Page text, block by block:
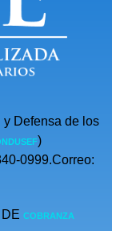
Defensa de los
)
0999.Correo:
COBRANZA